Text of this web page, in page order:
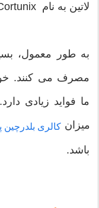
لاتین به نام Cortunix است.
به طور معمول،
مصرف می کنند.
ما فواید زیادی
میزان کالری بلدرچین
باشد.